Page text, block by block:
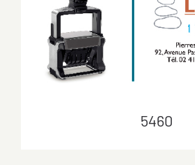
5460